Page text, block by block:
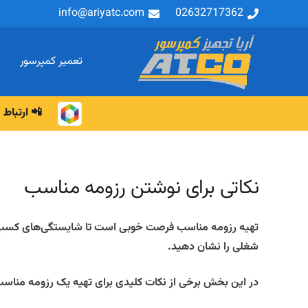
02632717362
info@ariyatc.com
تعمیر کمپرسور
📲 ارتباط
نکاتی برای نوشتن رزومه مناسب
تهیه رزومه مناسب فرصت خوبی است تا شایستگی‌های
شغلی را نشان دهید.
در این بخش برخی از نکات کلیدی برای تهیه یک رزومه